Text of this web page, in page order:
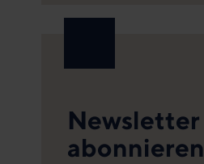
Newsletter
abonnieren